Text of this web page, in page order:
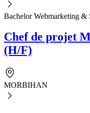
Bachelor Webmarketing &
Chef de projet
(H/F)
MORBIHAN